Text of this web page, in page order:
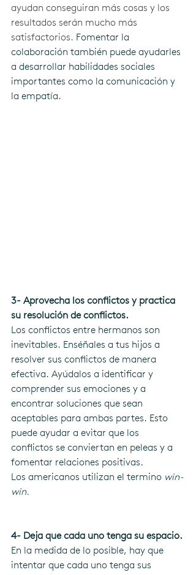
ayudan conseguiran más cosas y los
resultados serán mucho más
satisfactorios. Fomentar la
colaboración también puede ayudarles
a desarrollar habilidades sociales
importantes como la comunicación y
la empatía.
3- Aprovecha los conflictos y practica
su resolución de conflictos.
Los conflictos entre hermanos son
inevitables. Enséñales a tus hijos a
resolver sus conflictos de manera
efectiva. Ayúdalos a identificar y
comprender sus emociones y a
encontrar soluciones que sean
aceptables para ambas partes. Esto
puede ayudar a evitar que los
conflictos se conviertan en peleas y a
fomentar relaciones positivas.
Los americanos utilizan el termino win-
win.
4- Deja que cada uno tenga su espacio.
En la medida de lo posible, hay que
intentar que cada uno tenga sus